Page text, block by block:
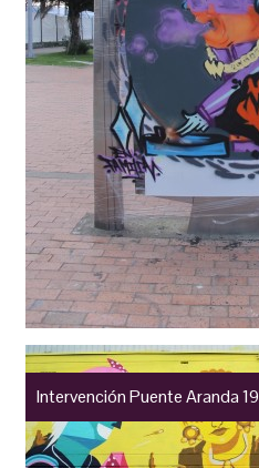
Intervención Puente Aranda 19